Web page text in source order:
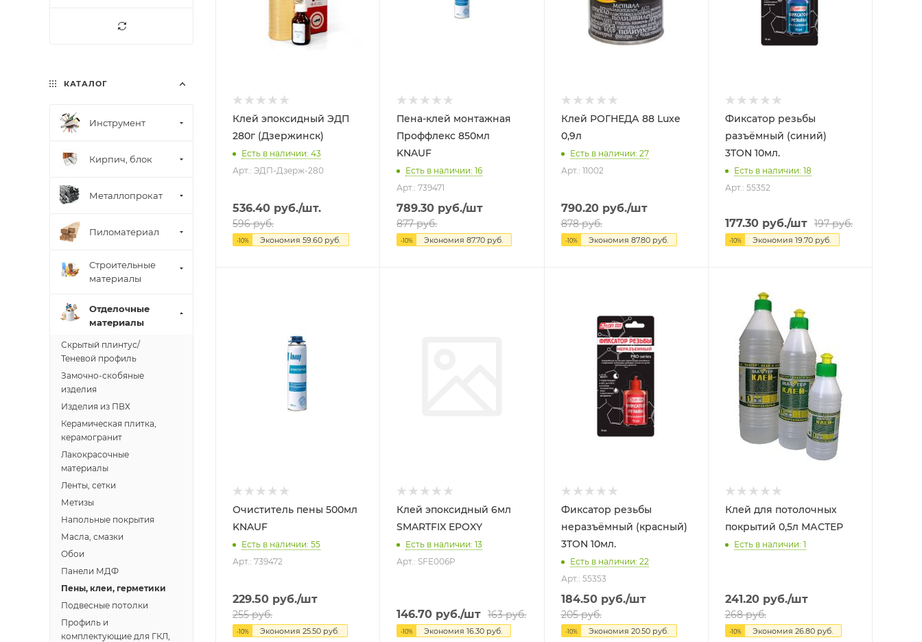
Клей эпоксидный ЭДП
280г (Дзержинск)
Есть в наличии: 43
Арт.: ЭДП-Дзерж-280
536.40 руб./шт.
596руб.
-10% Экономия 59.60 руб.
Пена-клей монтажная
Проффлекс 850мл
KNAUF
Есть в наличии: 16
Арт.: 739471
789.30 руб./шт
877руб.
-10% Экономия87.70 руб.
Клей РОГНЕДА 88 Luxe
0,9л
Есть в наличии: 27
Арт.: 11002
790.20руб./шт
878руб.
-10% Экономия 87.80руб.
Фиксатор резьбы
разъёмный (синий)
3TON 10мл.
Есть в наличии: 18
Арт.: 55352
177.30руб./шт 197руб.
-10% Экономия 19.70руб.
Очиститель пены 500мл
KNAUF
Есть в наличии: 55
Арт.: 739472
229.50 руб./шт
255руб.
-10% Экономия 25.50 руб.
Клей эпоксидный 6мл
SMARTFIX EPOXY
Есть в наличии: 13
Арт.: SFE006P
146.70 руб./шт 163руб.
-10% Экономия16.30 руб.
Фиксатор резьбы
неразъёмный (красный)
3TON 10мл.
Есть в наличии: 22
Арт.: 55353
184.50руб./шт
205руб.
-10% Экономия 20.50руб.
Клей для потолочных
покрытий 0,5л МАСТЕР
Есть в наличии: 1
241.20руб./шт
268руб.
-10% Экономия 26.80руб.
КАТАЛОГ
Инструмент
Кирпич, блок
Металлопрокат
Пиломатериал
Строительные
материалы
Отделочные
материалы
Скрытый плинтус/
Теневой профиль
Замочно-скобяные
изделия
Изделия из ПВХ
Керамическая плитка,
керамогранит
Лакокрасочные
материалы
Ленты, сетки
Метизы
Напольные покрытия
Масла, смазки
Обои
Панели МДФ
Пены, клеи, герметики
Подвесные потолки
Профиль и
комплектующие для ГКЛ,